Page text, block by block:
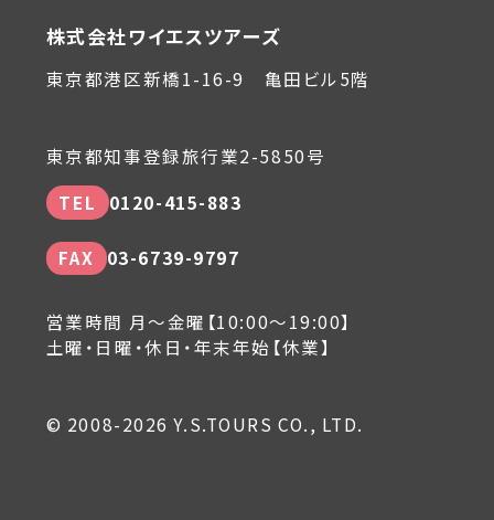
株式会社ワイエスツアーズ
東京都港区新橋1-16-9 亀田ビル5階
東京都知事登録旅行業2-5850号
TEL
0120-415-883
FAX 03-6739-9797
営業時間 月～金曜【10:00～19:00】
土曜・日曜・休日・年末年始【休業】
© 2008-2026 Y.S.TOURS CO., LTD.